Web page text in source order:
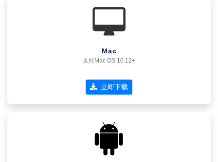
Mac
支持Mac OS 10.12+
立即下载